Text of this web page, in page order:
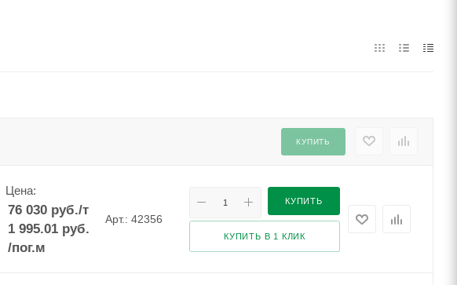
КУПИТЬ
Цена:
76 030руб./т
1 995.01 руб.
/пог.м
Арт.: 42356
КУПИТЬ
КУПИТЬ В 1 КЛИК